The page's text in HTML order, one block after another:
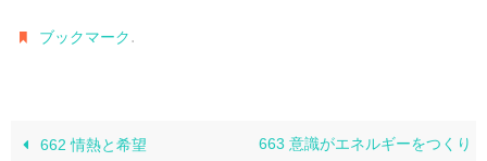
ブックマーク.
662 情熱と希望
663 意識がエネルギーをつくり